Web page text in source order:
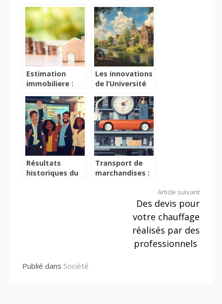
Quelles sont les
principales
procédures à
suivre ?
maison de
retraite ?
Estimation
immobiliere :
professionnel
pour une
estimation
precise
Les innovations
de l’Université
qui
transforment
notre
alimentation
Résultats
historiques du
Transport de
marchandises :
calculs qui font
la difference
Article suivant
Des devis pour
votre chauffage
réalisés par des
professionnels
Publié dans Société